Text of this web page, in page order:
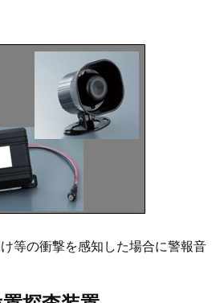
等の衝撃を感知した場合に警報音